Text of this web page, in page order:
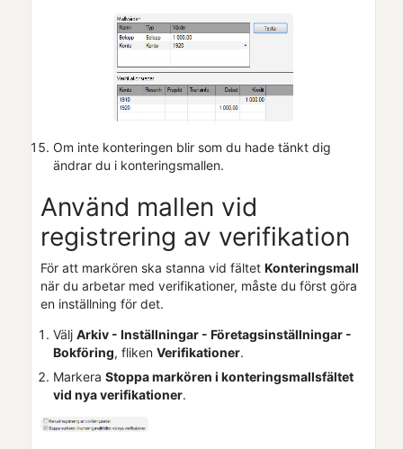
Om inte konteringen blir som du hade tänkt dig
ändrar du i konteringsmallen.
Använd mallen vid
registrering av verifikation
För att markören ska stanna vid fältet Konteringsmall
när du arbetar med verifikationer, måste du först göra
en inställning för det.
Välj Arkiv - Inställningar - Företagsinställningar -
Bokföring, fliken Verifikationer.
Markera Stoppa markören i konteringsmallsfältet
vid nya verifikationer.